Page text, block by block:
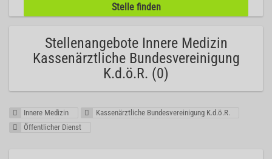
Stellenangebote Innere Medizin
Kassenärztliche Bundesvereinigung
K.d.ö.R. (0)
Innere Medizin
Kassenärztliche Bundesvereinigung K.d.ö.R.
Öffentlicher Dienst